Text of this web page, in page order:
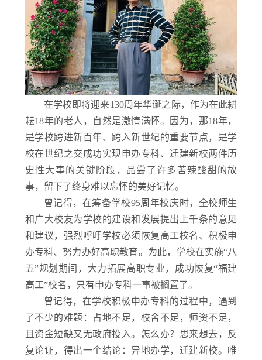
在学校即将迎来130周年华诞之际，作为在此耕
耘18年的老人，自然是激情满怀。因为，那18年，
是学校跨进新百年、跨入新世纪的重要节点，是学
校在世纪之交成功实现申办专科、迁建新校两件历
史性大事的关键阶段，品尝了许多苦辣酸甜的故
事，留下了终身难以忘怀的美好记忆。
曾记得，在筹备学校95周年校庆时，全校师生
和广大校友为学校的建设和发展提出上千条的意见
和建议，强烈呼吁学校必须恢复高工校名、积极申
办专科、努力办好高职教育。为此，学校在实施“八
五”规划期间，大力拓展高职专业，成功恢复“福建
高工”校名，只有申办专科一事被搁置了。
曾记得，在学校积极申办专科的过程中，遇到
了不少的难题：占地不足，校舍不足，师资不足，
且资金短缺又无政府投入。怎么办？思来想去，反
复论证，得出一个结论：异地办学，迁建新校。唯